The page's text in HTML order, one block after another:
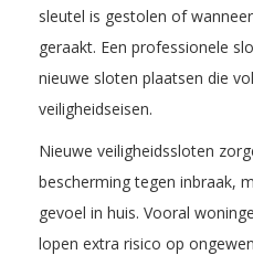
sleutel is gestolen of
geraakt. Een professionele
nieuwe sloten plaatsen die
veiligheidseisen.
Nieuwe veiligheidssloten
bescherming tegen inbraak,
gevoel in huis. Vooral
lopen extra risico op